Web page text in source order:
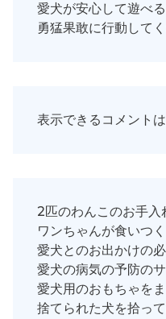
愛犬が安心して遊べ
勇猛果敢に行動して
表示できるコメントは
2匹のわんこのお手入
ワンちゃんが食いつ
愛犬とのお出かけの
愛犬の病気の予防の
愛犬用のおもちゃを
捨てられた犬を拾っ